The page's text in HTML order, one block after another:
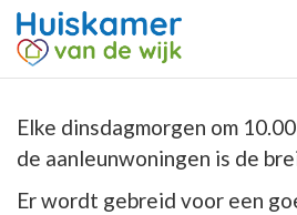
Elke dinsdagmorgen om
de aanleunwoningen is de
Er wordt gebreid voor een